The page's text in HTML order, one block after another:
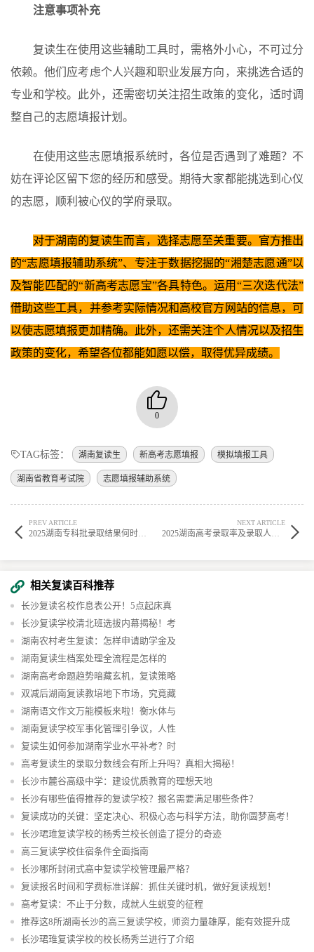
注意事项补充
复读生在使用这些辅助工具时，需格外小心，不可过分
依赖。他们应考虑个人兴趣和职业发展方向，来挑选合适的
专业和学校。此外，还需密切关注招生政策的变化，适时调
整自己的志愿填报计划。
在使用这些志愿填报系统时，各位是否遇到了难题？不
妨在评论区留下您的经历和感受。期待大家都能挑选到心仪
的志愿，顺利被心仪的学府录取。
对于湖南的复读生而言，选择志愿至关重要。官方推出
的“志愿填报辅助系统”、专注于数据挖掘的“湘楚志愿通”以
及智能匹配的“新高考志愿宝”各具特色。运用“三次迭代法”
借助这些工具，并参考实际情况和高校官方网站的信息，可
以使志愿填报更加精确。此外，还需关注个人情况以及招生
政策的变化，希望各位都能如愿以偿，取得优异成绩。
0
TAG标签： 湖南复读生 新高考志愿填报 模拟填报工具
湖南省教育考试院 志愿填报辅助系统
PREV ARTICLE
2025湖南专科批录取结果何时公布？多少天能知道结果？
NEXT ARTICLE
2025湖南高考录取率及录取人数汇总，共录取多少考生？
相关复读百科推荐
长沙复读名校作息表公开！5点起床真
长沙复读学校清北班选拔内幕揭秘！考
湖南农村考生复读：怎样申请助学金及
湖南复读生档案处理全流程是怎样的
湖南高考命题趋势暗藏玄机，复读策略
双减后湖南复读教培地下市场，究竟藏
湖南语文作文万能模板来啦！衡水体与
湖南复读学校军事化管理引争议，人性
复读生如何参加湖南学业水平补考？时
高考复读生的录取分数线会有所上升吗？真相大揭秘！
长沙市麓谷高级中学：建设优质教育的理想天地
长沙有哪些值得推荐的复读学校？报名需要满足哪些条件？
复读成功的关键：坚定决心、积极心态与科学方法，助你圆梦高考！
长沙珺琟复读学校的杨秀兰校长创造了提分的奇迹
高三复读学校住宿条件全面指南
长沙哪所封闭式高中复读学校管理最严格？
复读报名时间和学费标准详解：抓住关键时机，做好复读规划！
高考复读：不止于分数，成就人生蜕变的征程
推荐这8所湖南长沙的高三复读学校，师资力量雄厚，能有效提升成
绩。长沙珺琟复读学校的校长杨秀兰进行了介绍